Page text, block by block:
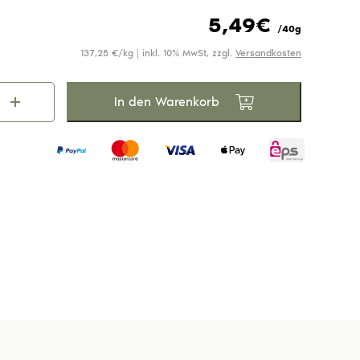
5,49€ /40g
137,25 €/kg | inkl. 10% MwSt, zzgl. Versandkosten
In den Warenkorb